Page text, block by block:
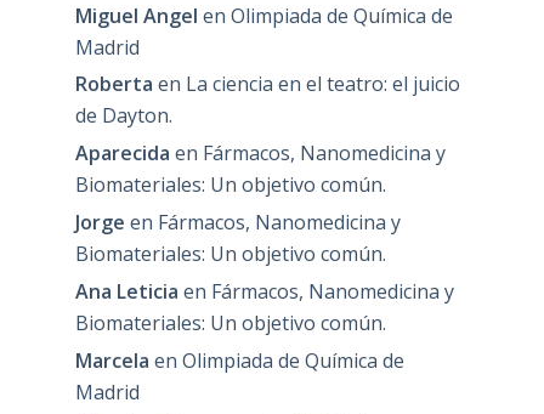
Miguel Angel en Olimpiada de Química de
Madrid
Roberta en La ciencia en el teatro: el juicio
de Dayton.
Aparecida en Fármacos, Nanomedicina y
Biomateriales: Un objetivo común.
Jorge en Fármacos, Nanomedicina y
Biomateriales: Un objetivo común.
Ana Leticia en Fármacos, Nanomedicina y
Biomateriales: Un objetivo común.
Marcela en Olimpiada de Química de
Madrid